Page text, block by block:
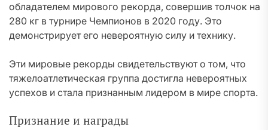
обладателем мирового рекорда, совершив толчок на
280 кг в турнире Чемпионов в 2020 году. Это
демонстрирует его невероятную силу и технику.
Эти мировые рекорды свидетельствуют о том, что
тяжелоатлетическая группа достигла невероятных
успехов и стала признанным лидером в мире спорта.
Признание и награды